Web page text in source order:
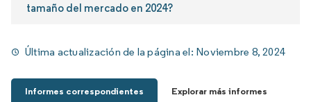
tamaño del mercado en 2024?
Última actualización de la página el: Noviembre 8, 2024
Informes correspondientes Explorar más informes